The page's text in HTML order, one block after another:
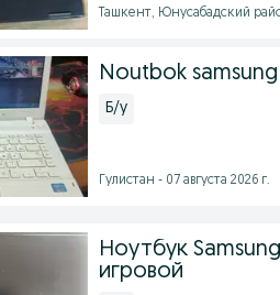
Ташкент, Юнусабадский
Noutbok
Б/у
Гулистан - 07 августа 2026 г.
Ноутбук
игровой